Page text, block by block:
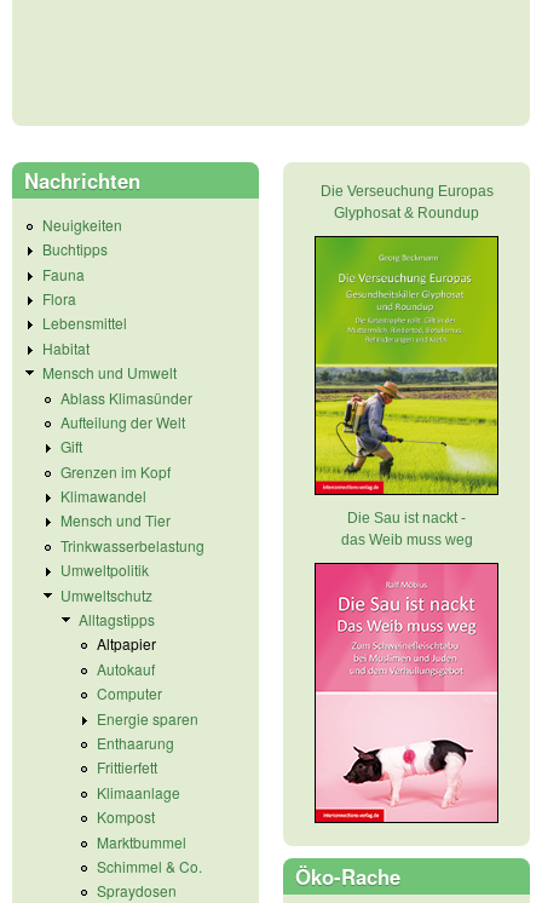
Nachrichten
Neuigkeiten
Buchtipps
Fauna
Flora
Lebensmittel
Habitat
Mensch und Umwelt
Ablass Klimasünder
Aufteilung der Welt
Gift
Grenzen im Kopf
Klimawandel
Mensch und Tier
Trinkwasserbelastung
Umweltpolitik
Umweltschutz
Alltagstipps
Altpapier
Autokauf
Computer
Energie sparen
Enthaarung
Frittierfett
Klimaanlage
Kompost
Marktbummel
Schimmel & Co.
Spraydosen
Die Verseuchung Europas
Glyphosat & Roundup
Die Sau ist nackt -
das Weib muss weg
Öko-Rache